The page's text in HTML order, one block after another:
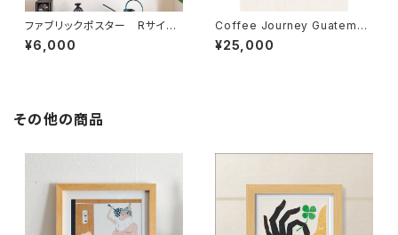
ファブリックポスター Rサイ
ズ ”クスノキ” （730×730m
m）
¥6,000
Coffee Journey Guatemal
a 7枚限定（フレーム・サイン・
エディションNO.付）
¥25,000
その他の商品